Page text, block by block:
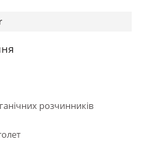
розчинників